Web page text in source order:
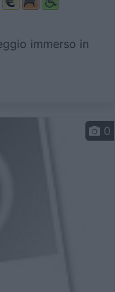
immerso in
0